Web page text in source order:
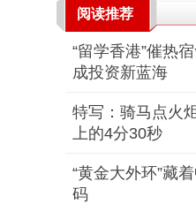
阅读推荐
“留学香港”催热
成投资新蓝海
特写：骑马点火
上的4分30秒
“黄金大外环”藏
码